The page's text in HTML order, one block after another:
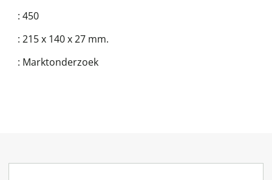
: 450
: 215 x 140 x 27 mm.
: Marktonderzoek